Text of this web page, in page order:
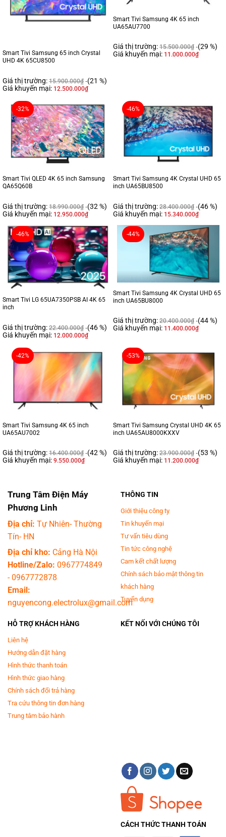
Smart Tivi Samsung 65 inch Crystal
UHD 4K 65CU8500
Giá thị trường: 15.900.000₫ (21 %)
Giá khuyến mại: 12.500.000₫
Smart Tivi Samsung 4K 65 inch
UA65AU7700
Giá thị trường: 15.500.000₫ (29 %)
Giá khuyến mại: 11.000.000₫
-32%
Smart Tivi QLED 4K 65 inch Samsung
QA65Q60B
Giá thị trường: 18.990.000₫ (32 %)
Giá khuyến mại: 12.950.000₫
-46%
Smart Tivi Samsung 4K Crystal UHD 65
inch UA65BU8500
Giá thị trường: 28.400.000₫ (46 %)
Giá khuyến mại: 15.340.000₫
-46%
Smart Tivi LG 65UA7350PSB AI 4K 65
inch
Giá thị trường: 22.400.000₫ (46 %)
Giá khuyến mại: 12.000.000₫
-44%
Smart Tivi Samsung 4K Crystal UHD 65
inch UA65BU8000
Giá thị trường: 20.400.000₫ (44 %)
Giá khuyến mại: 11.400.000₫
-42%
Smart Tivi Samsung 4K 65 inch
UA65AU7002
Giá thị trường: 16.400.000₫ (42 %)
Giá khuyến mại: 9.550.000₫
-53%
Smart Tivi Samsung Crystal UHD 4K 65
inch UA65AU8000KXXV
Giá thị trường: 23.900.000₫ (53 %)
Giá khuyến mại: 11.200.000₫
Trung Tâm Điện Máy
Phương Linh
Địa chỉ: Tự Nhiên- Thường
Tín- HN
Địa chỉ kho: Cảng Hà Nội
Hotline/Zalo: 0967774849
-0967772878
Email:
nguyencong.electrolux@gmail.com
THÔNG TIN
Giới thiệu công ty
Tin khuyến mại
Tư vấn tiêu dùng
Tin tức công nghệ
Cam kết chất lượng
Chính sách bảo mật thông tin
khách hàng
Tuyển dụng
HỖ TRỢ KHÁCH HÀNG
Liên hệ
Hướng dẫn đặt hàng
Hình thức thanh toán
Hình thức giao hàng
Chính sách đổi trả hàng
Tra cứu thông tin đơn hàng
Trung tâm bảo hành
KẾT NỐI VỚI CHÚNG TÔI
CÁCH THỨC THANH TOÁN